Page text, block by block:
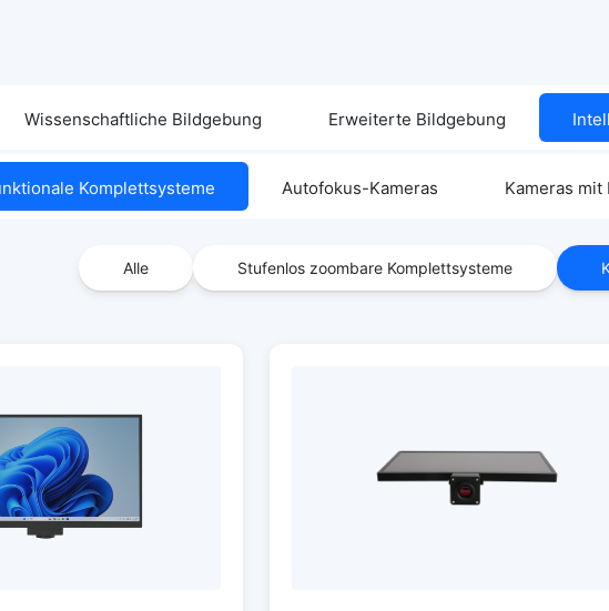
Wissenschaftliche Bildgebung Erweiterte Bildgebung
Komplettsysteme Autofokus-Kameras Kameras
Alle Stufenlos zoombare Komplettsysteme